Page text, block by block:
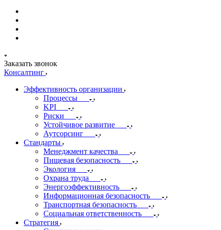
Заказать звонок
Консалтинг
Эффективность организации
Процессы
KPI
Риски
Устойчивое развитие
Аутсорсинг
Стандарты
Менеджмент качества
Пищевая безопасность
Экология
Охрана труда
Энергоэффективность
Информационная безопасность
Транспортная безопасность
Социальная ответственность
Стратегия